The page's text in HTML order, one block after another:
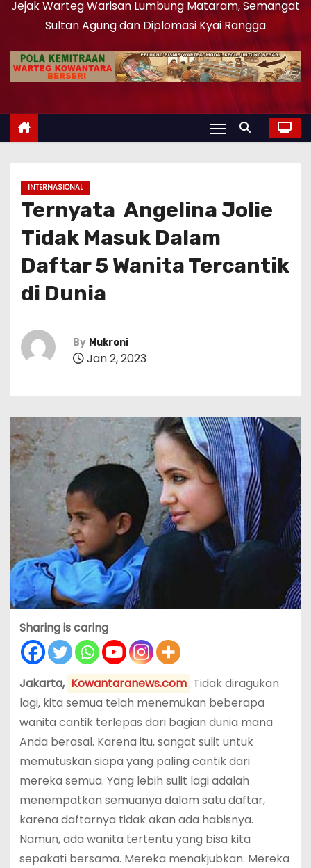
Jejak Warteg Warisan Lumbung Mataram, Semangat
Sultan Agung dan Diplomasi Kyai Rangga
INTERNASIONAL
Ternyata Angelina Jolie
Tidak Masuk Dalam
Daftar 5 Wanita Tercantik
di Dunia
By Mukroni
Jan 2, 2023
Sharing is caring
Jakarta, Kowantaranews.com Tidak diragukan
lagi, kita semua telah menemukan beberapa
wanita cantik terlepas dari bagian dunia mana
Anda berasal. Karena itu, sangat sulit untuk
memutuskan siapa yang paling cantik dari
mereka semua. Yang lebih sulit lagi adalah
menempatkan semuanya dalam satu daftar,
karena daftarnya tidak akan ada habisnya.
Namun, ada wanita tertentu yang bisa kita
sepakati bersama. Mereka menakjubkan. Mereka